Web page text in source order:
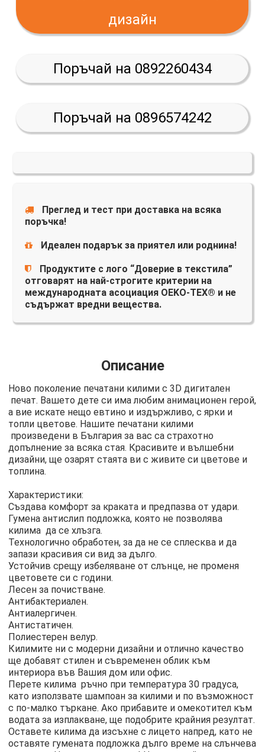
дизайн
Поръчай на 0892260434
Поръчай на 0896574242
Преглед и тест при доставка на всяка
поръчка!
Идеален подарък за приятел или роднина!
Продуктите с лого “Доверие в текстила”
отговарят на най-строгите критерии на
международната асоциация OEKO-TEX® и не
съдържат вредни вещества.
Описание
Ново поколение печатани килими с 3D дигитален
печат. Вашето дете си има любим анимационен герой,
а вие искате нещо евтино и издържливо, с ярки и
топли цветове. Нашите печатани килими
произведени в България за вас са страхотно
допълнение за всяка стая. Красивите и вълшебни
дизайни, ще озарят стаята ви с живите си цветове и
топлина.
Характеристики:
Създава комфорт за краката и предпазва от удари.
Гумена антислип подложка, която не позволява
килимa да се хлъзга.
Технологично обработен, за да не се сплесква и да
запази красивия си вид за дълго.
Устойчив срещу избеляване от слънце, не променя
цветовете си с години.
Лесен за почистване.
Антибактериален.
Антиалергичен.
Антистатичен.
Полиестерен велур.
Килимите ни с модерни дизайни и отлично качество
ще добавят стилен и съвременен облик към
интериора във Вашия дом или офис.
Перете килимa ръчно при температура 30 градуса,
като използвате шампоан за килими и по възможност
с по-малко търкане. Ако прибавите и омекотител към
водата за изплакване, ще подобрите крайния резултат.
Оставете килима да изсъхне с лицето напред, като не
оставяте гумената подложка дълго време на слънчева